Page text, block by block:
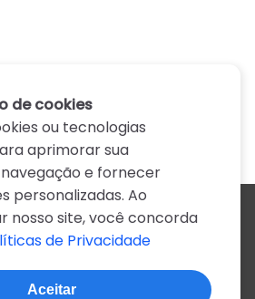
os artistas
F G H I J
R S T U V W X
Z
0-9
de cookies
ou tecnologias
aprimorar sua
e fornecer
personalizadas. Ao
nosso site, você concorda
de Privacidade
Aceitar